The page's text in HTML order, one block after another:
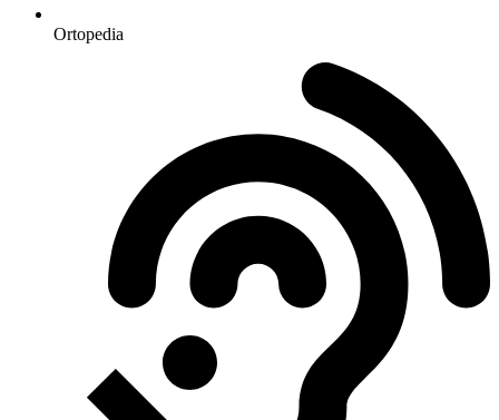
Ortopedia